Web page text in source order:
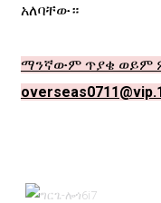
አለባቸው።
ማንኛውም ጥያቄ ወይም